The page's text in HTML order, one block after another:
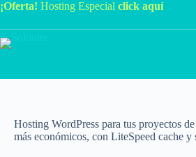
¡Oferta! Hosting Especial click aquí
Hosting WordPress para tus proyectos
más económicos, con LiteSpeed cache y